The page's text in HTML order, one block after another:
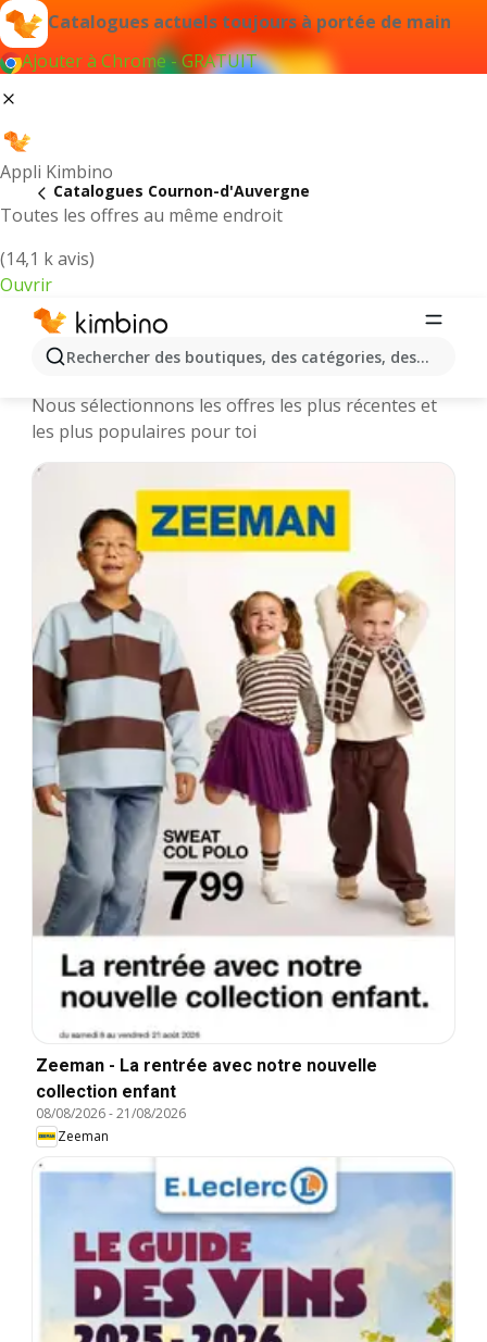
Catalogues actuels toujours à portée de main
Ajouter à Chrome - GRATUIT
Appli Kimbino
Toutes les offres au même endroit
(14,1 k avis)
Ouvrir
Rechercher des boutiques, des catégories, des
Catalogues Cournon-d'Auvergne
Cournon-d'Auvergne || Catalogues et
Nous sélectionnons les offres les plus récentes et
les plus populaires pour toi
Zeeman - La rentrée avec notre nouvelle
collection enfant
08/08/2026-21/08/2026
Zeeman